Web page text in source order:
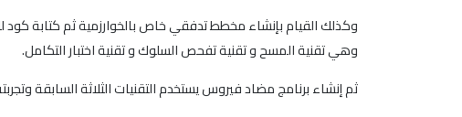
وكذلك القيام بإنشاء مخطط تدفقي خاص بالخوارزمية ثم كتابة كود
وهي تقنية المسح و تقنية تفحص السلوك و تقنية اختبار التكامل.
ثم إنشاء برنامج مضاد فيروس يستخدم التقنيات الثلاثة السابقة